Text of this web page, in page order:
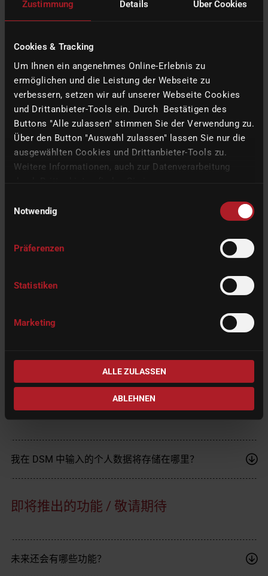
Zustimmung Details Über Cookies
Cookies & Tracking
Um Ihnen ein angenehmes Online-Erlebnis zu
ermöglichen und die Leistung der Webseite zu
verbessern, setzen wir auf unserer Webseite Cookies
und Drittanbieter-Tools ein. Durch Bestätigen des
Buttons "Alle zulassen" stimmen Sie der Verwendung zu.
Über den Button "Auswahl zulassen" lassen Sie nur die
ausgewählten Cookies und Drittanbieter-Tools zu.
Weitere Informationen, auch zur Datenverarbeitung
Notwendig
Präferenzen
Statistiken
Marketing
ALLE ZULASSEN
ABLEHNEN
我无法访问帐户中注册的电子邮件地址 - 怎么办？
如果没有密码，如何重置？
登录后如何重置密码？
如何注册我的机器？
机器注册有哪些可能性？
隐私权
我在 DSM 中输入的个人数据将存储在哪里？
即将推出的功能 / 敬请期待
未来还会有哪些功能？